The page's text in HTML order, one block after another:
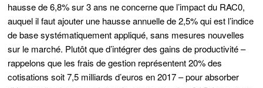
hausse de 6,8% sur 3 ans ne concerne que l’impact du RAC0,
auquel il faut ajouter une hausse annuelle de 2,5% qui est l’indice
de base systématiquement appliqué, sans mesures nouvelles
sur le marché. Plutôt que d’intégrer des gains de productivité –
rappelons que les frais de gestion représentent 20% des
cotisations soit 7,5 milliards d’euros en 2017 – pour absorber